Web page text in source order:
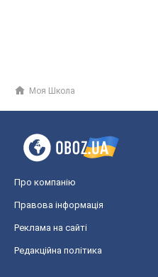
Моя Школа
Про компанію
Правова інформація
Реклама на сайті
Редакційна політика